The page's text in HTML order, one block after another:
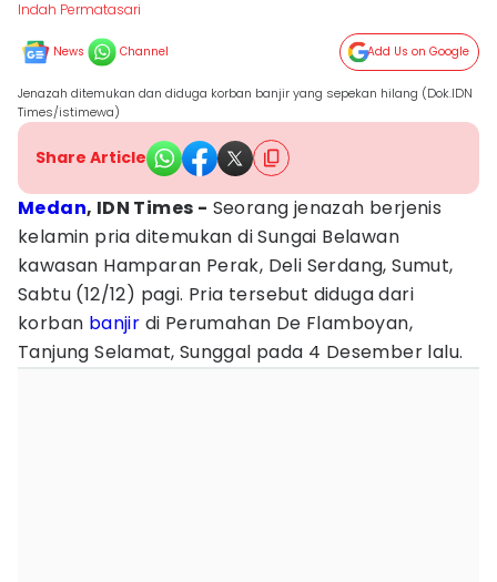
Indah Permatasari
News Channel Add Us on Google
Jenazah ditemukan dan diduga korban banjir yang sepekan hilang (Dok.IDN
Times/istimewa)
Share Article
Medan, IDN Times - Seorang jenazah berjenis
kelamin pria ditemukan di Sungai Belawan
kawasan Hamparan Perak, Deli Serdang, Sumut,
Sabtu (12/12) pagi. Pria tersebut diduga dari
korban banjir di Perumahan De Flamboyan,
Tanjung Selamat, Sunggal pada 4 Desember lalu.